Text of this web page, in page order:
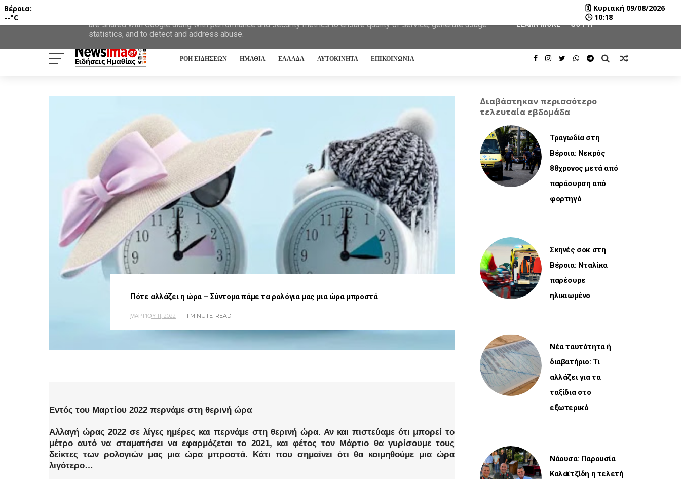
ΡΟΗ ΕΙΔΗΣΕΩΝ ΗΜΑΘΙΑ ΕΛΛΑΔΑ ΑΥΤΟΚΙΝΗΤΑ ΕΠΙΚΟΙΝΩΝΙΑ
Πότε αλλάζει η ώρα – Σύντομα πάμε τα ρολόγια μας μια ώρα μπροστά
ΜΑΡΤΊΟΥ 11, 2022 1 MINUTE READ
Εντός του Μαρτίου 2022 περνάμε στη θερινή ώρα
Αλλαγή ώρας 2022 σε λίγες ημέρες και περνάμε στη θερινή ώρα. Αν και πιστεύαμε ότι μπορεί το
μέτρο αυτό να σταματήσει να εφαρμόζεται το 2021, και φέτος τον Μάρτιο θα γυρίσουμε τους
δείκτες των ρολογιών μας μια ώρα μπροστά. Κάτι που σημαίνει ότι θα κοιμηθούμε μια ώρα
λιγότερο…
Διαβάστηκαν περισσότερο
τελευταία εβδομάδα
Τραγωδία στη
Βέροια: Νεκρός
88χρονος μετά από
παράσυρση από
φορτηγό
Σκηνές σοκ στη
Βέροια: Νταλίκα
παρέσυρε
ηλικιωμένο
Νέα ταυτότητα ή
διαβατήριο: Τι
αλλάζει για τα
ταξίδια στο
εξωτερικό
Νάουσα: Παρουσία
Καλαϊτζίδη η τελετή
Βέροια:
--°C
🗓 Κυριακή 09/08/2026
🕒 10:18
are shared with Google along with performance and security metrics to ensure quality of service, generate usage
statistics, and to detect and address abuse.
LEARN MORE GOT IT